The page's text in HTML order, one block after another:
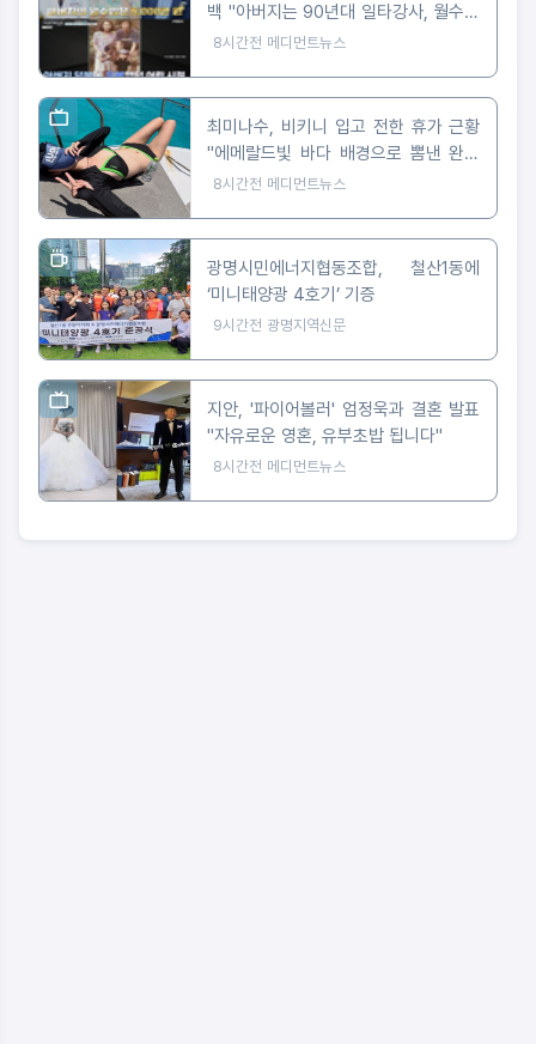
백 "아버지는 90년대 일타강사, 월수입
5천만 원"
8시간전 메디먼트뉴스
최미나수, 비키니 입고 전한 휴가 근황
"에메랄드빛 바다 배경으로 뽐낸 완벽
피지컬"
8시간전 메디먼트뉴스
광명시민에너지협동조합, 철산1동에
‘미니태양광 4호기’ 기증
9시간전 광명지역신문
지안, '파이어볼러' 엄정욱과 결혼 발표
"자유로운 영혼, 유부초밥 됩니다"
8시간전 메디먼트뉴스